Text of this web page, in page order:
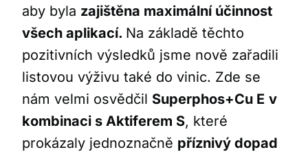
aby byla zajištěna maximální účinnost
všech aplikací. Na základě těchto
pozitivních výsledků jsme nově zařadili
listovou výživu také do vinic. Zde se
nám velmi osvědčil Superphos+Cu E v
kombinaci s Aktiferem S, které
prokázaly jednoznačně příznivý dopad